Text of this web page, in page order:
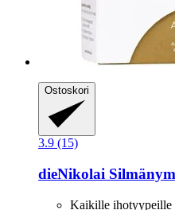
Ostoskori
3.9 (15)
dieNikolai
Kaikille ihotyypeille